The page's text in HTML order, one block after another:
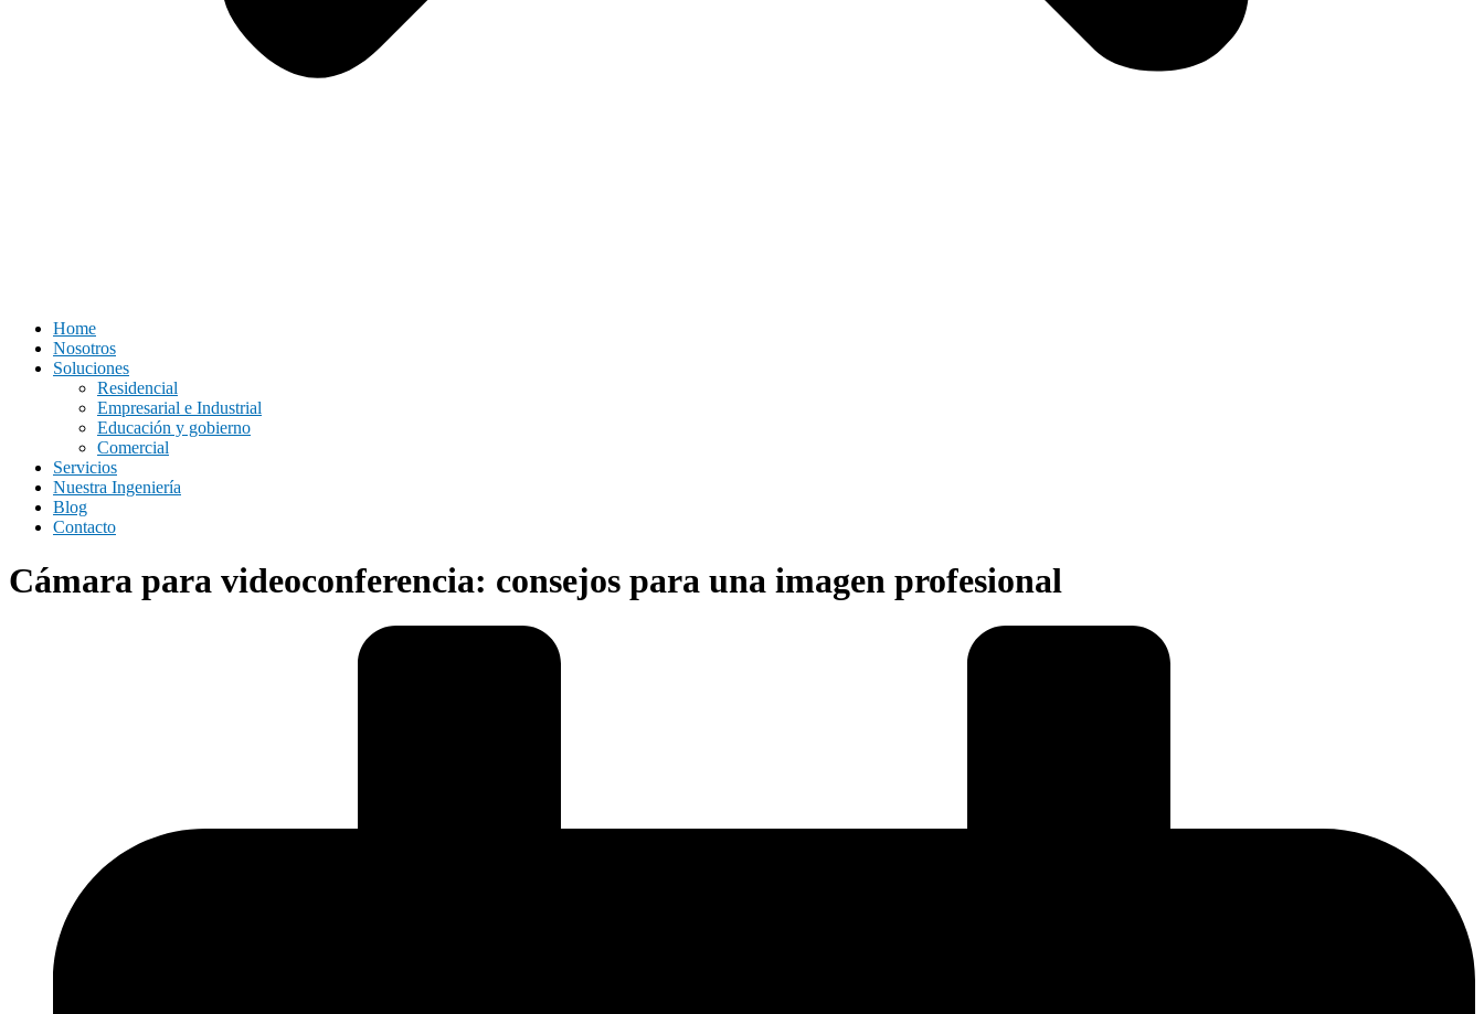
Home
Nosotros
Soluciones
Residencial
Empresarial e Industrial
Educación y gobierno
Comercial
Servicios
Nuestra Ingeniería
Blog
Contacto
Cámara para videoconferencia: consejos para una imagen profesional